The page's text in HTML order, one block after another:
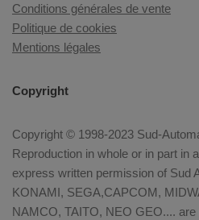
Conditions générales de vente
Politique de cookies
Mentions légales
Copyright
Copyright © 1998-2023 Sud-
Reproduction in whole or in part in
express written permission of Sud
KONAMI, SEGA,CAPCOM,
NAMCO, TAITO, NEO GEO....